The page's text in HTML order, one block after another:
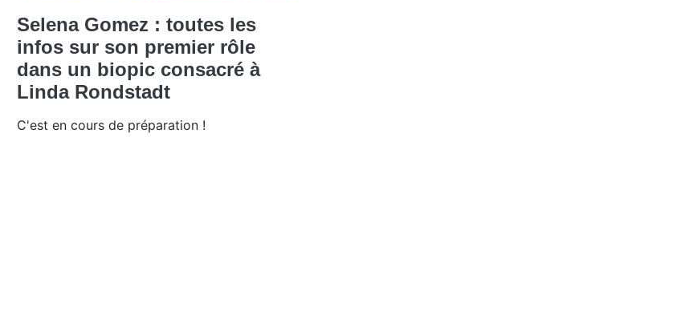
Selena Gomez : toutes les
infos sur son premier rôle
dans un biopic consacré à
Linda Rondstadt
C'est en cours de préparation !